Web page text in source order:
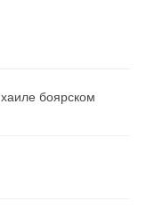
боярском